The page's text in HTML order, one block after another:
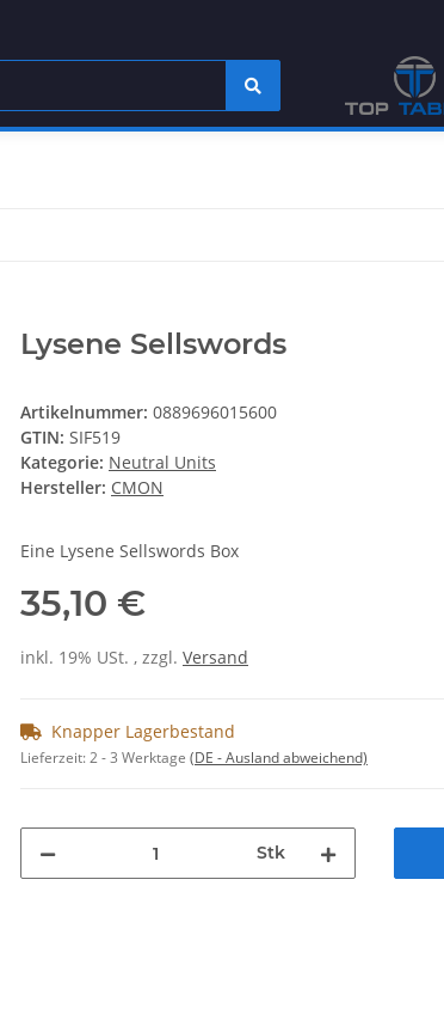
Lysene Sellswords
Artikelnummer: 0889696015600
GTIN: SIF519
Kategorie: Neutral Units
Hersteller: CMON
Eine Lysene Sellswords Box
35,10 €
inkl. 19% USt. , zzgl. Versand
Knapper Lagerbestand
Lieferzeit:2 - 3 Werktage (DE - Ausland abweichend)
Stk